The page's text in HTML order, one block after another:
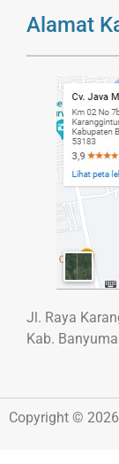
Alamat
Jl. Raya
Kab.
Copyright ©